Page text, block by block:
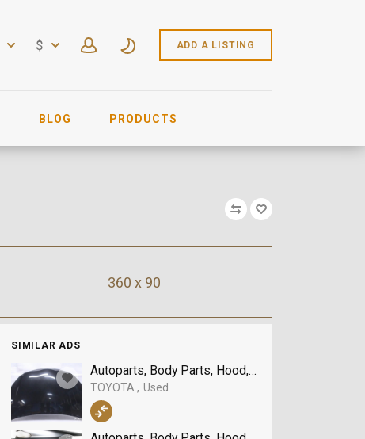
$ ADD A LISTING
BLOG PRODUCTS
360 x 90
SIMILAR ADS
Autoparts, Body Parts, Hood, TOYOTA
TOYOTA Used